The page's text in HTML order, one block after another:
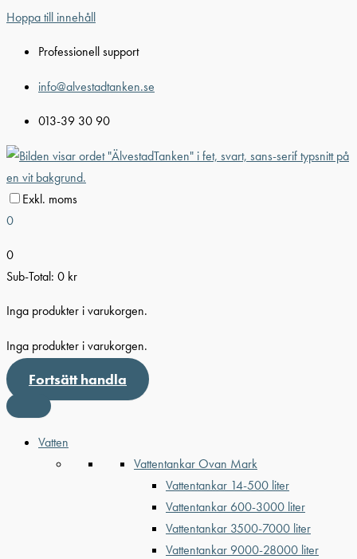
Hoppa till innehåll
Professionell support
info@alvestadtanken.se
013-39 30 90
Exkl. moms
0
0
Sub-Total: 0 kr
Inga produkter i varukorgen.
Inga produkter i varukorgen.
Fortsätt handla
Vatten
Vattentankar Ovan Mark
Vattentankar 14-500 liter
Vattentankar 600-3000 liter
Vattentankar 3500-7000 liter
Vattentankar 9000-28000 liter